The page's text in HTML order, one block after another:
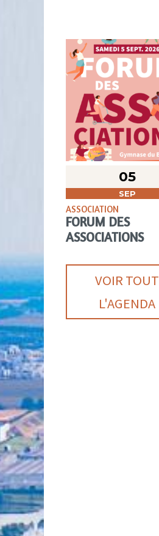
05
SEP
ASSOCIATION
FORUM DES
ASSOCIATIONS
VOIR TOUT
L'AGENDA